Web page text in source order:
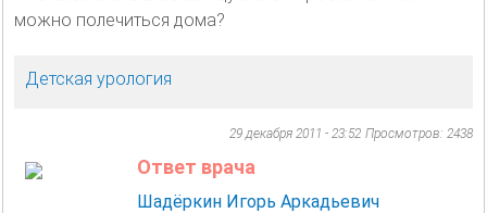
можно полечиться дома?
Детская урология
29 декабря 2011 - 23:52 Просмотров: 2438
Ответ врача
Шадёркин Игорь Аркадьевич